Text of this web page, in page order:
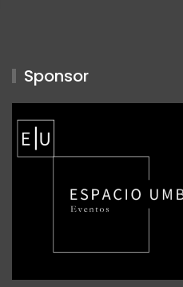
Sponsor